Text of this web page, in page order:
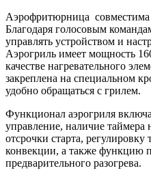
Аэрофритюрница
Благодаря голосовым
управлять устройством и
Аэрогриль имеет мощность
качестве нагревательного
закреплена на специальном
удобно обращаться с грилем.
Функционал аэрогриля
управление, наличие таймера
отсрочки старта,
конвекции, а также функцию
предварительного разогрева.